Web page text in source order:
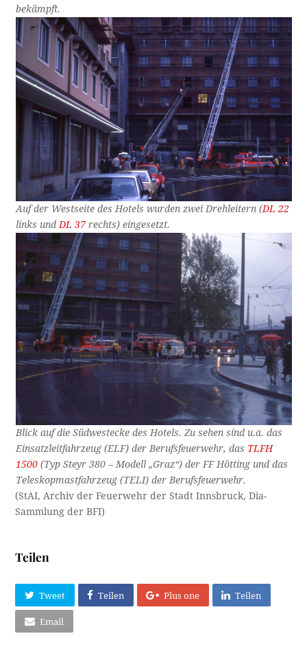
bekämpft.
Auf der Westseite des Hotels wurden zwei Drehleitern (DL 22
links undDL 37rechts) eingesetzt.
Blick auf die Südwestecke des Hotels. Zu sehen sind u.a. das
Einsatzleitfahrzeug (ELF) der Berufsfeuerwehr, das TLFH
1500(Typ Steyr 380 – Modell „Graz“) der FF Hötting und das
Teleskopmastfahrzeug (TELI) der Berufsfeuerwehr.
(StAI, Archiv der Feuerwehr der Stadt Innsbruck, Dia-
Sammlung der BFI)
Teilen
Tweet Teilen Plus one Teilen
Email